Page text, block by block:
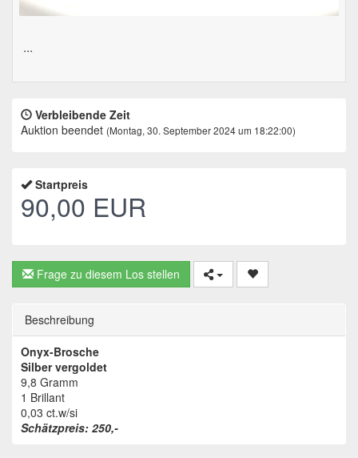
...
Verbleibende Zeit
Auktion beendet (Montag, 30. September 2024 um 18:22:00)
Startpreis
90,00 EUR
Frage zu diesem Los stellen
Beschreibung
Onyx-Brosche
Silber vergoldet
9,8 Gramm
1 Brillant
0,03 ct.w/si
Schätzpreis: 250,-